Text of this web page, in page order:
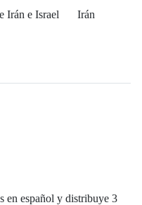
Irán e Israel Irán
en español y distribuye 3